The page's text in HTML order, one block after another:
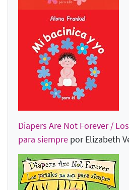
Diapers Are Not Forever /
para siempre por Elizabeth